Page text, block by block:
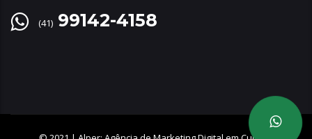
(41) 99142-4158